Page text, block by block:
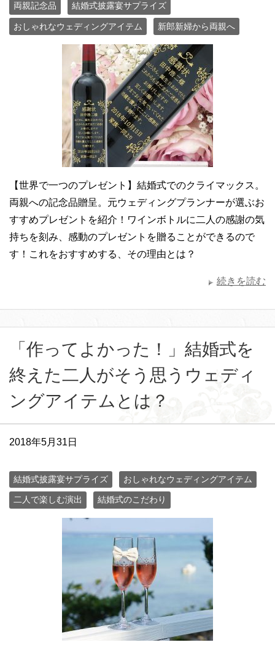
両親記念品 結婚式披露宴サプライズ
おしゃれなウェディングアイテム 新郎新婦から両親へ
【世界で一つのプレゼント】結婚式でのクライマックス。
両親への記念品贈呈。元ウェディングプランナーが選ぶお
すすめプレゼントを紹介！ワインボトルに二人の感謝の気
持ちを刻み、感動のプレゼントを贈ることができるので
す！これをおすすめする、その理由とは？
続きを読む
「作ってよかった！」結婚式を
終えた二人がそう思うウェディ
ングアイテムとは？
2018年5月31日
結婚式披露宴サプライズ おしゃれなウェディングアイテム
二人で楽しむ演出 結婚式のこだわり